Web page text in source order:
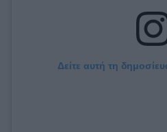
Δείτε αυτή τη